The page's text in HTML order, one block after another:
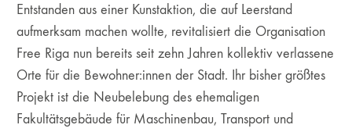
Entstanden aus einer Kunstaktion, die auf Leerstand
aufmerksam machen wollte, revitalisiert die Organisation
Free Riga nun bereits seit zehn Jahren kollektiv verlassene
Orte für die Bewohner:innen der Stadt. Ihr bisher größtes
Projekt ist die Neubelebung des ehemaligen
Fakultätsgebäude für Maschinenbau, Transport und